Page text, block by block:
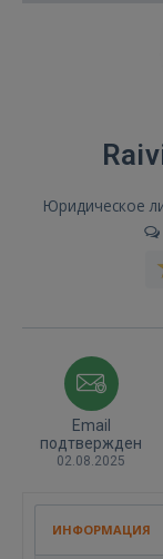
Юридическое
Email
подтвержден
02.08.2025
ИНФОРМАЦИЯ